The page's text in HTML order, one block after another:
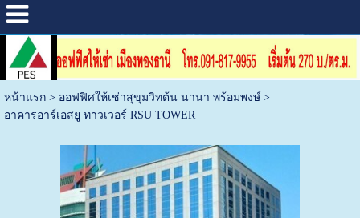
หน้าแรก> ออฟฟิศให้เช่าสุขุมวิทต้น นานา พร้อมพงษ์>
อาคารอาร์เอสยู ทาวเวอร์ RSU TOWER